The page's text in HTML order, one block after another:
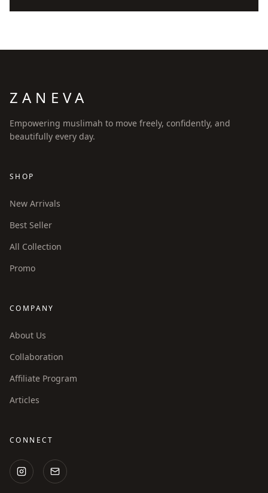
ZANEVA
Empowering muslimah to move freely, confidently, and
beautifully every day.
SHOP
New Arrivals
Best Seller
All Collection
Promo
COMPANY
About Us
Collaboration
Affiliate Program
Articles
CONNECT